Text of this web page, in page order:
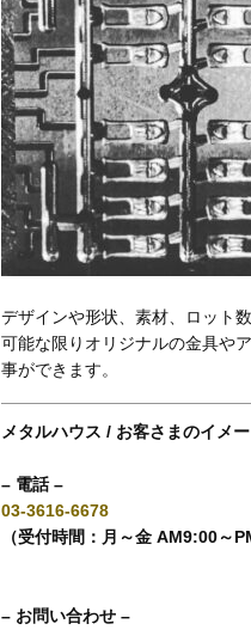
デザインや形状、素材、ロット
可能な限りオリジナルの金具や
事ができます。
メタルハウス / お客さまのイメ
– 電話 –
03-3616-6678
（受付時間：月～金 AM9:00～
– お問い合わせ –